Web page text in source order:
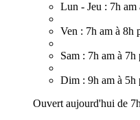
Lun - Jeu : 7h am
Ven : 7h am à 8h
Sam : 7h am à 7h
Dim : 9h am à 5h
Ouvert aujourd'hui de